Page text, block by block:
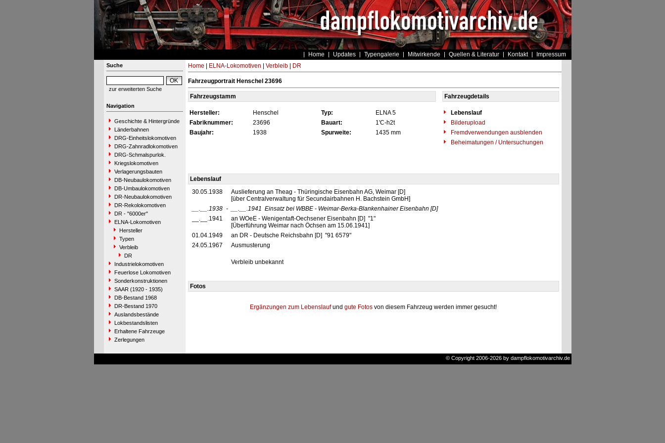
Home Updates Typengalerie Mitwirkende Quellen & Literatur Kontakt Impressum
Suche
zur erweiterten Suche
Navigation
Geschichte & Hintergründe
Länderbahnen
DRG-Einheitslokomotiven
DRG-Zahnradlokomotiven
DRG-Schmalspurlok.
Kriegslokomotiven
Verlagerungsbauten
DB-Neubaulokomotiven
DB-Umbaulokomotiven
DR-Neubaulokomotiven
DR-Rekolokomotiven
DR - "6000er"
ELNA-Lokomotiven
Hersteller
Typen
Verbleib
DR
Industrielokomotiven
Feuerlose Lokomotiven
Sonderkonstruktionen
SAAR (1920 - 1935)
DB-Bestand 1968
DR-Bestand 1970
Auslandsbestände
Lokbestandslisten
Erhaltene Fahrzeuge
Zerlegungen
Home ELNA-Lokomotiven Verbleib| DR
Fahrzeugportrait Henschel 23696
Fahrzeugstamm Fahrzeugdetails
Hersteller: Henschel Typ: ELNA 5
Lebenslauf
Fabriknummer:
23696 Bauart: 1'C-h2t
Bilderupload
Baujahr:
1938 Spurweite: 1435 mm
Fremdverwendungen ausblenden
Beheimatungen / Untersuchungen
Lebenslauf
30.05.1938
Auslieferung an Theag - Thüringische Eisenbahn AG, Weimar [D]
[über Centralverwaltung für Secundairbahnen H. Bachstein GmbH]
__.__.1938 - __.__.1941 Einsatz bei WBBE - Weimar-Berka-Blankenhainer Eisenbahn [D]
__.__.1941
an WOeE - Wenigentaft-Oechsener Eisenbahn [D] "1"
[Überführung Weimar nach Öchsen am 15.06.1941]
01.04.1949
an DR - Deutsche Reichsbahn [D] "91 6579"
24.05.1967
Ausmusterung
Verbleib unbekannt
Fotos
Ergänzungen zum Lebenslaufund gute Fotos von diesem Fahrzeug werden immer gesucht!
© Copyright 2006-2026 by dampflokomotivarchiv.de